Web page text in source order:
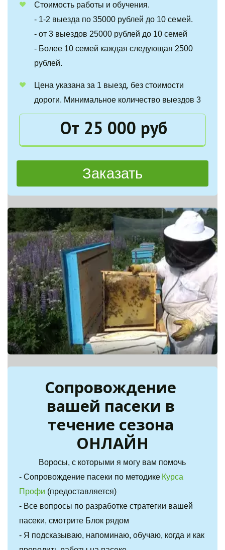
Стоимость работы и обучения.
- 1-2 выезда по 35000 рублей до 10 семей.
- от 3 выездов 25000 рублей до 10 семей
- Более 10 семей каждая следующая 2500
рублей.
Цена указана за 1 выезд, без стоимости
дороги. Минимальное количество выездов 3
От 25 000 руб
Заказать
Сопровождение
вашей пасеки в
течение сезона
ОНЛАЙН
Воросы, с которыми я могу вам помочь
- Сопровождение пасеки по методике Курса
Профи (предоставляется)
- Все вопросы по разработке стратегии вашей
пасеки, смотрите Блок рядом
- Я подсказываю, напоминаю, обучаю, когда и как